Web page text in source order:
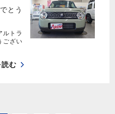
とう
ルトラ
ござい
む